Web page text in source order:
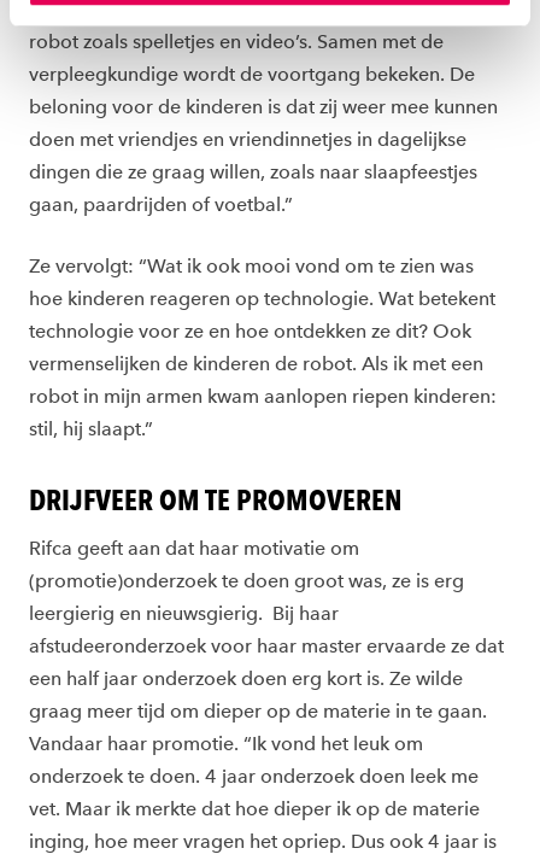
instellen welke cookies we plaatsen. Je kunt je
toestemming altijd wijzigen of intrekken via
onscookiestatement.
met hun ouders doen, maar ook activiteiten met de
robot zoals spelletjes en video’s. Samen met de
verpleegkundige wordt de voortgang bekeken. De
beloning voor de kinderen is dat zij weer mee kunnen
doen met vriendjes en vriendinnetjes in dagelijkse
dingen die ze graag willen, zoals naar slaapfeestjes
gaan, paardrijden of voetbal.”
Ze vervolgt: “Wat ik ook mooi vond om te zien was
hoe kinderen reageren op technologie. Wat betekent
technologie voor ze en hoe ontdekken ze dit? Ook
vermenselijken de kinderen de robot. Als ik met een
robot in mijn armen kwam aanlopen riepen kinderen:
stil, hij slaapt.”
DRIJFVEER OM TE PROMOVEREN
Rifca geeft aan dat haar motivatie om
(promotie)onderzoek te doen groot was, ze is erg
leergierig en nieuwsgierig. Bij haar
afstudeeronderzoek voor haar master ervaarde ze dat
een half jaar onderzoek doen erg kort is. Ze wilde
graag meer tijd om dieper op de materie in te gaan.
Vandaar haar promotie. “Ik vond het leuk om
onderzoek te doen. 4 jaar onderzoek doen leek me
vet. Maar ik merkte dat hoe dieper ik op de materie
inging, hoe meer vragen het opriep. Dus ook 4 jaar is